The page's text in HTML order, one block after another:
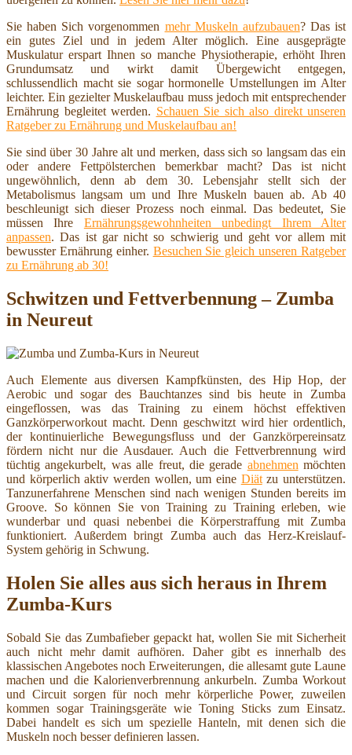
Sie haben Sich vorgenommen mehr Muskeln aufzubauen? Das ist
ein gutes Ziel und in jedem Alter möglich. Eine ausgeprägte
Muskulatur erspart Ihnen so manche Physiotherapie, erhöht Ihren
Grundumsatz und wirkt damit Übergewicht entgegen,
schlussendlich macht sie sogar hormonelle Umstellungen im Alter
leichter. Ein gezielter Muskelaufbau muss jedoch mit entsprechender
Ernährung begleitet werden. Schauen Sie sich also direkt unseren
Ratgeber zu Ernährung und Muskelaufbau an!
Sie sind über 30 Jahre alt und merken, dass sich so langsam das ein
oder andere Fettpölsterchen bemerkbar macht? Das ist nicht
ungewöhnlich, denn ab dem 30. Lebensjahr stellt sich der
Metabolismus langsam um und Ihre Muskeln bauen ab. Ab 40
beschleunigt sich dieser Prozess noch einmal. Das bedeutet, Sie
müssen Ihre Ernährungsgewohnheiten unbedingt Ihrem Alter
anpassen. Das ist gar nicht so schwierig und geht vor allem mit
bewusster Ernährung einher. Besuchen Sie gleich unseren Ratgeber
zu Ernährung ab 30!
Schwitzen und Fettverbennung – Zumba
in Neureut
Auch Elemente aus diversen Kampfkünsten, des Hip Hop, der
Aerobic und sogar des Bauchtanzes sind bis heute in Zumba
eingeflossen, was das Training zu einem höchst effektiven
Ganzkörperworkout macht. Denn geschwitzt wird hier ordentlich,
der kontinuierliche Bewegungsfluss und der Ganzkörpereinsatz
fördern nicht nur die Ausdauer. Auch die Fettverbrennung wird
tüchtig angekurbelt, was alle freut, die gerade abnehmen möchten
und körperlich aktiv werden wollen, um eine Diätzu unterstützen.
Tanzunerfahrene Menschen sind nach wenigen Stunden bereits im
Groove. So können Sie von Training zu Training erleben, wie
wunderbar und quasi nebenbei die Körperstraffung mit Zumba
funktioniert. Außerdem bringt Zumba auch das Herz-Kreislauf-
System gehörig in Schwung.
Holen Sie alles aus sich heraus in Ihrem
Zumba-Kurs
Sobald Sie das Zumbafieber gepackt hat, wollen Sie mit Sicherheit
auch nicht mehr damit aufhören. Daher gibt es innerhalb des
klassischen Angebotes noch Erweiterungen, die allesamt gute Laune
machen und die Kalorienverbrennung ankurbeln. Zumba Workout
und Circuit sorgen für noch mehr körperliche Power, zuweilen
kommen sogar Trainingsgeräte wie Toning Sticks zum Einsatz.
Dabei handelt es sich um spezielle Hanteln, mit denen sich die
Muskeln noch besser definieren lassen.